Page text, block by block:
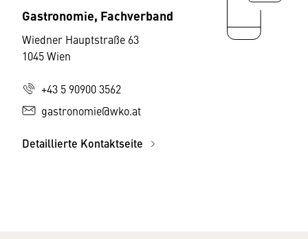
Gastronomie, Fachverband
Wiedner Hauptstraße 63
1045 Wien
+43 5 90900 3562
gastronomie@wko.at
Detaillierte Kontaktseite